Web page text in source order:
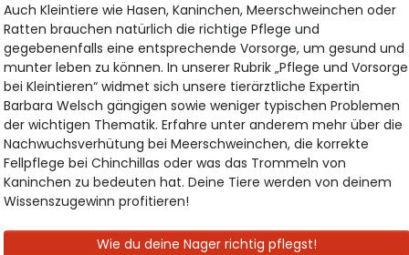
Auch Kleintiere wie Hasen, Kaninchen, Meerschweinchen oder
Ratten brauchen natürlich die richtige Pflege und
gegebenenfalls eine entsprechende Vorsorge, um gesund und
munter leben zu können. In unserer Rubrik „Pflege und Vorsorge
bei Kleintieren“ widmet sich unsere tierärztliche Expertin
Barbara Welsch gängigen sowie weniger typischen Problemen
der wichtigen Thematik. Erfahre unter anderem mehr über die
Nachwuchsverhütung bei Meerschweinchen, die korrekte
Fellpflege bei Chinchillas oder was das Trommeln von
Kaninchen zu bedeuten hat. Deine Tiere werden von deinem
Wissenszugewinn profitieren!
Wie du deine Nager richtig pflegst!